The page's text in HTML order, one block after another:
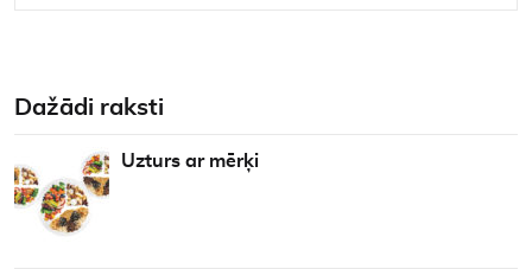
Dažādi raksti
Uzturs ar mērķi